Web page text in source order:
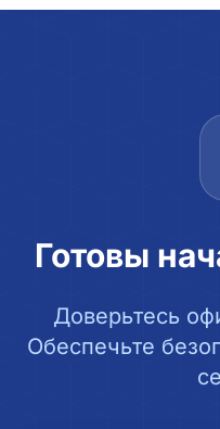
Готовы
Доверьтесь
Обеспечьте